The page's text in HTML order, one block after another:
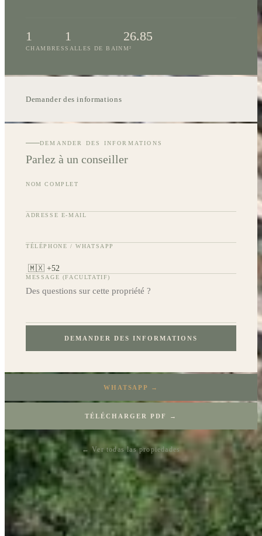
1
CHAMBRES
1
SALLES DE BAIN
26.85
M²
Demander des informations
DEMANDER DES INFORMATIONS
Parlez à un conseiller
NOM COMPLET
ADRESSE E-MAIL
TÉLÉPHONE / WHATSAPP
MESSAGE (FACULTATIF)
DEMANDER DES INFORMATIONS
WHATSAPP →
TÉLÉCHARGER PDF →
← Ver todas las propiedades
PROPRIÉTÉS SIMILAIRES
Découvrez aussi